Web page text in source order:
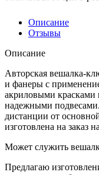
Описание
Отзывы
Описание
Авторская вешалка-
и фанеры с
акриловыми красками
надежными
дистанции от
изготовлена на заказ
Может служить
Предлагаю